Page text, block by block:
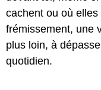
cachent ou où elles
frémissement, une
plus loin, à
quotidien.